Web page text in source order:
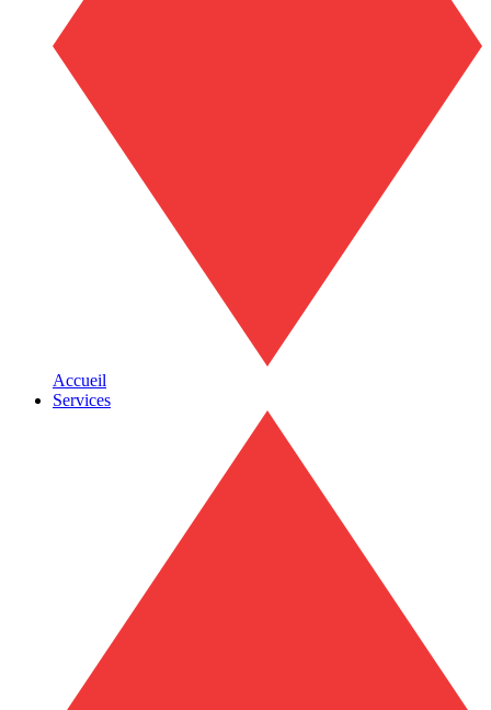
Accueil
Services